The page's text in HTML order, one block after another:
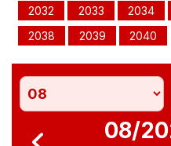
2032
2033 2034
2038
2039 2040
08/